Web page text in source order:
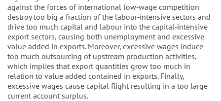
against the forces of international low‐wage competition
destroy too big a fraction of the labour‐intensive sectors and
drive too much capital and labour into the capital‐intensive
export sectors, causing both unemployment and excessive
value added in exports. Moreover, excessive wages induce
too much outsourcing of upstream production activities,
which implies that export quantities grow too much in
relation to value added contained in exports. Finally,
excessive wages cause capital flight resulting in a too large
current account surplus.